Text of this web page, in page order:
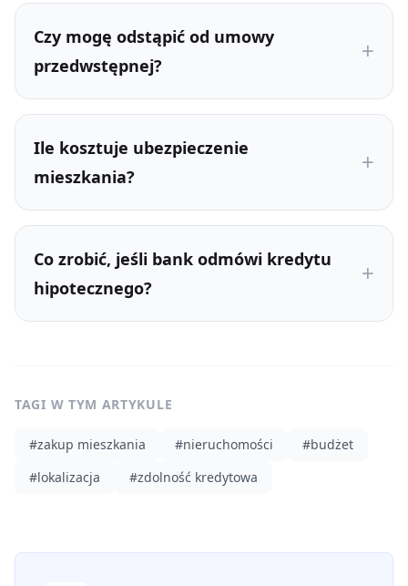
Czy mogę odstąpić od umowy
przedwstępnej?
Ile kosztuje ubezpieczenie
mieszkania?
Co zrobić, jeśli bank odmówi kredytu
hipotecznego?
TAGI W TYM ARTYKULE
#zakup mieszkania #nieruchomości #budżet
#lokalizacja #zdolność kredytowa